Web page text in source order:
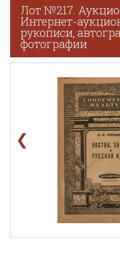
Лот №217.
Интернет-
рукописи,
фотографии
❮